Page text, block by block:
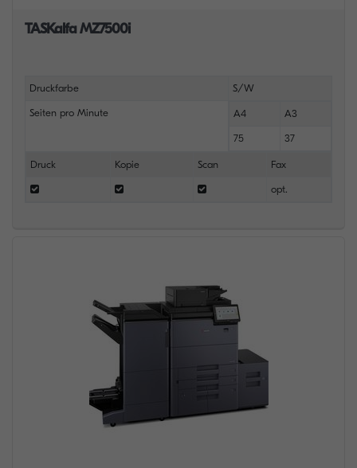
TASKalfa MZ7500i
Druckfarbe S/W
Seiten pro Minute A4 A3
75 37
Druck Kopie Scan Fax
opt.